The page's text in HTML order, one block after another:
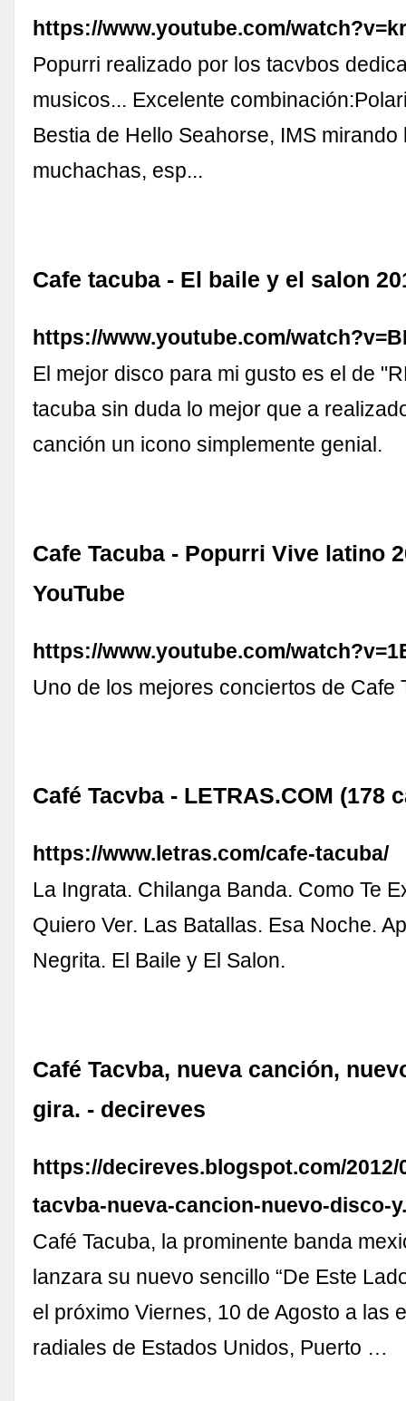
https://www.youtube.com/
Popurri realizado por los tacvbos
musicos... Excelente
Bestia de Hello Seahorse, IMS mirando
muchachas, esp...
Cafe tacuba - El baile y el salon
https://www.youtube.com/
El mejor disco para mi gusto es el de
tacuba sin duda lo mejor que a
canción un icono simplemente genial.
Cafe Tacuba - Popurri Vive latino
YouTube
https://www.youtube.com/
Uno de los mejores conciertos de Cafe
Café Tacvba - LETRAS.COM (178
https://www.letras.com/cafe-tacuba/
La Ingrata. Chilanga Banda. Como Te
Quiero Ver. Las Batallas. Esa Noche.
Negrita. El Baile y El Salon.
Café Tacvba, nueva canción,
gira. - decireves
https://decireves.blogspot.com/2012/
tacvba-nueva-cancion-nuevo-disco-
Café Tacuba, la prominente banda
lanzara su nuevo sencillo “De Este
el próximo Viernes, 10 de Agosto a las
radiales de Estados Unidos, Puerto …